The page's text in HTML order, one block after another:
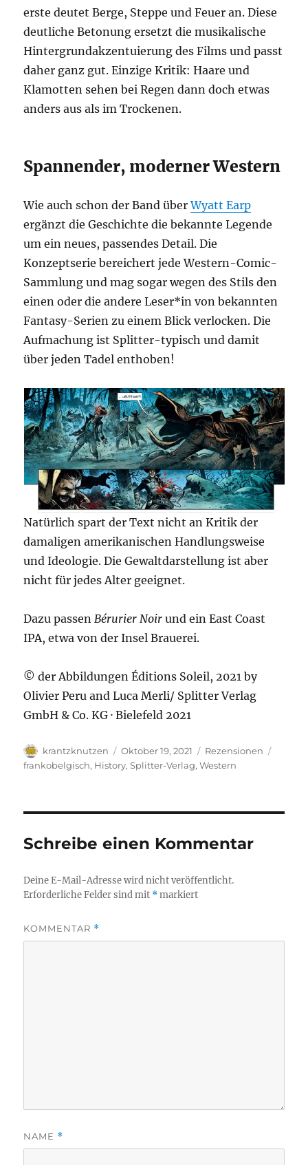
erste deutet Berge, Steppe und Feuer an. Diese
deutliche Betonung ersetzt die musikalische
Hintergrundakzentuierung des Films und passt
daher ganz gut. Einzige Kritik: Haare und
Klamotten sehen bei Regen dann doch etwas
anders aus als im Trockenen.
Spannender, moderner Western
Wie auch schon der Band überWyatt Earp
ergänzt die Geschichte die bekannte Legende
um ein neues, passendes Detail. Die
Konzeptserie bereichert jede Western-Comic-
Sammlung und mag sogar wegen des Stils den
einen oder die andere Leser*in von bekannten
Fantasy-Serien zu einem Blick verlocken. Die
Aufmachung ist Splitter-typisch und damit
über jeden Tadel enthoben!
Natürlich spart der Text nicht an Kritik der
damaligen amerikanischen Handlungsweise
und Ideologie. Die Gewaltdarstellung ist aber
nicht für jedes Alter geeignet.
Dazu passen Bérurier Noir und ein East Coast
IPA, etwa von der Insel Brauerei.
© der Abbildungen Éditions Soleil, 2021 by
Olivier Peru and Luca Merli/ Splitter Verlag
GmbH & Co. KG · Bielefeld 2021
Autor
krantzknutzen
Veröffentlicht
am
Oktober 19, 2021 Kategorien
Rezensionen
frankobelgisch, History,Splitter-Verlag,Western
Schreibe einen Kommentar
Deine E-Mail-Adresse wird nicht veröffentlicht.
Erforderliche Felder sind mit *markiert
KOMMENTAR *
NAME *